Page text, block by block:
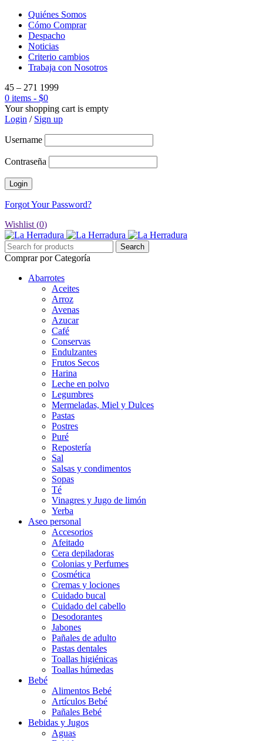
Quiénes Somos
Cómo Comprar
Despacho
Noticias
Criterio cambios
Trabaja con Nosotros
45 – 271 1999
0 items - $0
Your shopping cart is empty
Login / Sign up
Username
Contraseña
Forgot Your Password?
Wishlist (0)
Comprar por Categoría
Abarrotes
Aceites
Arroz
Avenas
Azucar
Café
Conservas
Endulzantes
Frutos Secos
Harina
Leche en polvo
Legumbres
Mermeladas, Miel y Dulces
Pastas
Postres
Puré
Repostería
Sal
Salsas y condimentos
Sopas
Té
Vinagres y Jugo de limón
Yerba
Aseo personal
Accesorios
Afeitado
Cera depiladoras
Colonias y Perfumes
Cosmética
Cremas y lociones
Cuidado bucal
Cuidado del cabello
Desodorantes
Jabones
Pañales de adulto
Pastas dentales
Toallas higiénicas
Toallas húmedas
Bebé
Alimentos Bebé
Artículos Bebé
Pañales Bebé
Bebidas y Jugos
Aguas